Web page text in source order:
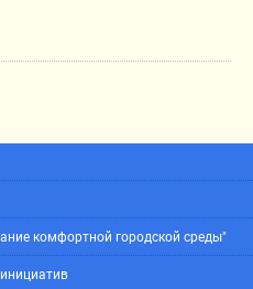
комфортной городской среды"